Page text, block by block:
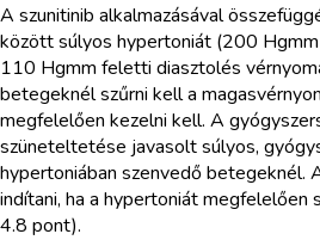
A szunitinib alkalmazásával
között súlyos hypertoniát (200
110 Hgmm feletti diasztolés
betegeknél szűrni kell a
megfelelően kezelni kell. A
szüneteltetése javasolt súlyos,
hypertoniában szenvedő betegeknél.
indítani, ha a hypertoniát megfelelően
4.8 pont).